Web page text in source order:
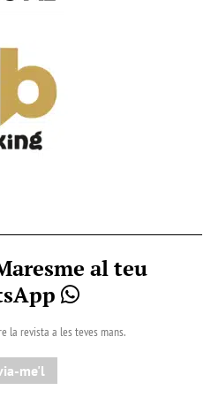
al teu
la revista a les teves mans.
me'l